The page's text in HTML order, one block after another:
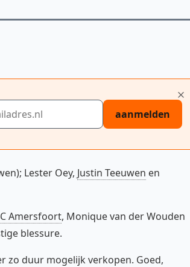
aanmelden
Lester Oey, Justin Teeuwen en
Amersfoort, Monique van der Wouden
blessure.
zo duur mogelijk verkopen. Goed,